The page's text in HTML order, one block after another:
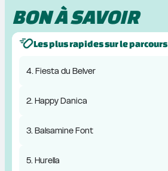
BON À SAVOIR
Les plus rapides sur le parcours
4. Fiesta du Belver
2. Happy Danica
3. Balsamine Font
5. Hurella